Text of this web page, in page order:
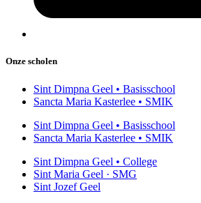
Onze scholen
Sint Dimpna Geel • Basisschool
Sancta Maria Kasterlee • SMIK
Sint Dimpna Geel • Basisschool
Sancta Maria Kasterlee • SMIK
Sint Dimpna Geel • College
Sint Maria Geel · SMG
Sint Jozef Geel